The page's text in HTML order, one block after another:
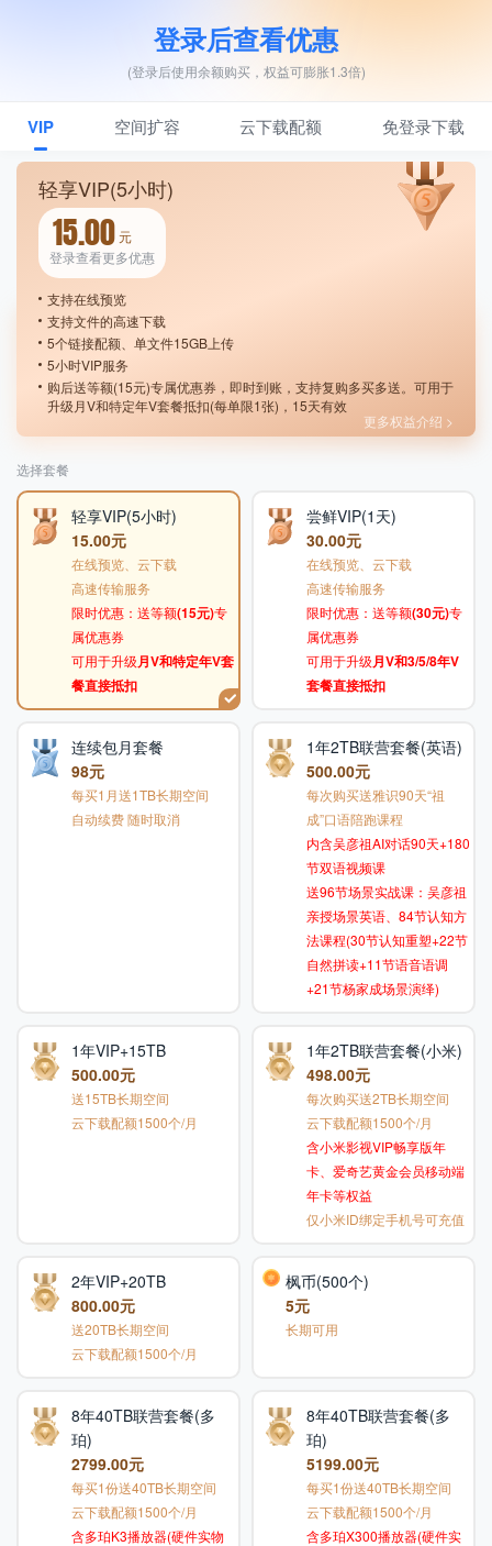
登录后查看优惠
(登录后使用余额购买，权益可膨胀1.3倍)
VIP 空间扩容 云下载配额 免登录下载
轻享VIP(5小时)
15.00元
登录查看更多优惠
支持在线预览
支持文件的高速下载
5个链接配额、单文件15GB上传
5小时VIP服务
购后送等额(15元)专属优惠券，即时到账，支持复购多买多送。可用于
升级月V和特定年V套餐抵扣(每单限1张)，15天有效
更多权益介绍 >
选择套餐
轻享VIP(5小时)
15.00元
在线预览、云下载
高速传输服务
限时优惠：送等额(15元)专
属优惠券
可用于升级月V和特定年V套
餐直接抵扣
尝鲜VIP(1天)
30.00元
在线预览、云下载
高速传输服务
限时优惠：送等额(30元)专
属优惠券
可用于升级月V和3/5/8年V
套餐直接抵扣
连续包月套餐
98元
每买1月送1TB长期空间
自动续费 随时取消
1年2TB联营套餐(英语)
500.00元
每次购买送雅识90天“祖
成”口语陪跑课程
内含吴彦祖AI对话90天+180
节双语视频课
送96节场景实战课：吴彦祖
亲授场景英语、84节认知方
法课程(30节认知重塑+22节
自然拼读+11节语音语调
+21节杨家成场景演绎)
1年VIP+15TB
500.00元
送15TB长期空间
云下载配额1500个/月
1年2TB联营套餐(小米)
498.00元
每次购买送2TB长期空间
云下载配额1500个/月
含小米影视VIP畅享版年
卡、爱奇艺黄金会员移动端
年卡等权益
仅小米ID绑定手机号可充值
2年VIP+20TB
800.00元
送20TB长期空间
云下载配额1500个/月
枫币(500个)
5元
长期可用
8年40TB联营套餐(多
珀)
2799.00元
每买1份送40TB长期空间
云下载配额1500个/月
含多珀K3播放器(硬件实物
8年40TB联营套餐(多
珀)
5199.00元
每买1份送40TB长期空间
云下载配额1500个/月
含多珀X300播放器(硬件实